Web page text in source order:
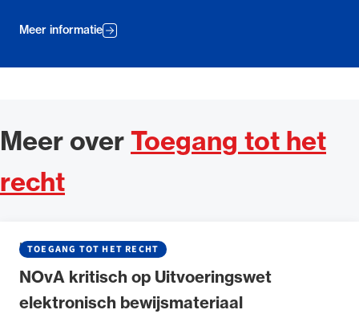
Meer informatie
Meer over Toegang tot het
recht
NOvA kritisch op Uitvoeringswet
elektronisch bewijsmateriaal
TOEGANG TOT HET RECHT
NIEUWS•18 JUNI 2026